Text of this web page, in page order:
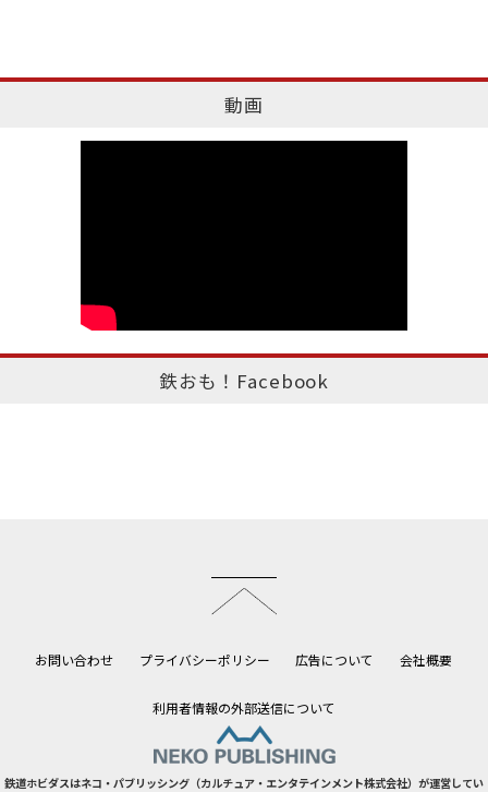
動画
鉄おも！Facebook
お問い合わせ プライバシーポリシー 広告について 会社概要
利用者情報の外部送信について
鉄道ホビダスはネコ・パブリッシング（カルチュア・エンタテインメント株式会社）が運営してい